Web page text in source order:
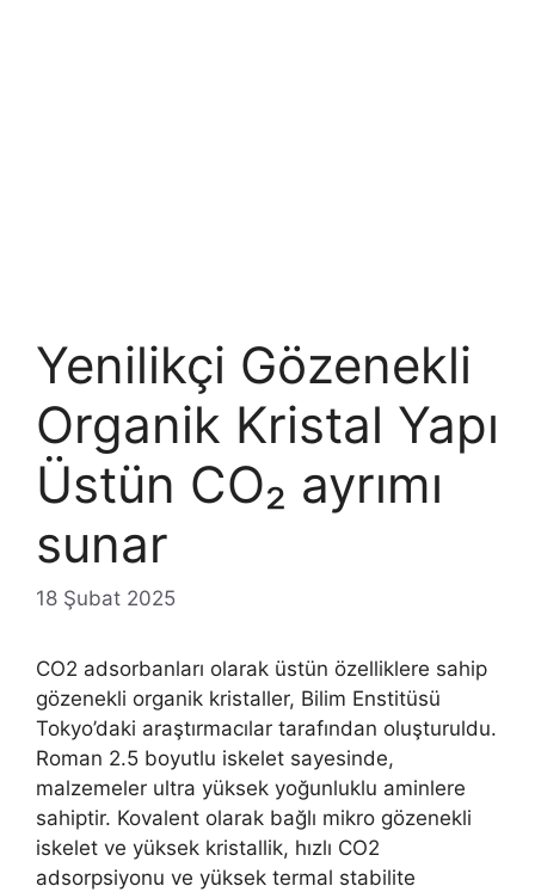
Yenilikçi Gözenekli
Organik Kristal Yapı
Üstün CO₂ ayrımı
sunar
18 Şubat 2025
CO2 adsorbanları olarak üstün özelliklere sahip
gözenekli organik kristaller, Bilim Enstitüsü
Tokyo’daki araştırmacılar tarafından oluşturuldu.
Roman 2.5 boyutlu iskelet sayesinde,
malzemeler ultra yüksek yoğunluklu aminlere
sahiptir. Kovalent olarak bağlı mikro gözenekli
iskelet ve yüksek kristallik, hızlı CO2
adsorpsiyonu ve yüksek termal stabilite